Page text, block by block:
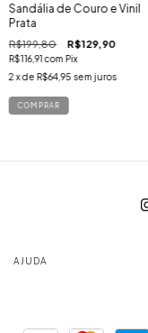
Sandália de Couro e Vinil
Prata
R$199,80 R$129,90
R$116,91com Pix
2 x de R$64,95 sem juros
COMPRAR
AJUDA